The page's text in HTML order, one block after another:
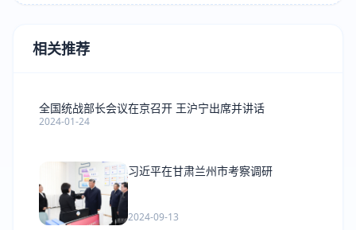
相关推荐
全国统战部长会议在京召开 王沪宁出席并讲话
2024-01-24
习近平在甘肃兰州市考察调研
2024-09-13